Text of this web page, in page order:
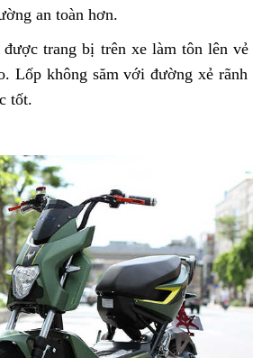
an toàn hơn.
được trang bị trên xe làm tôn lên
Lốp không săm với đường xẻ rãnh
tốt.